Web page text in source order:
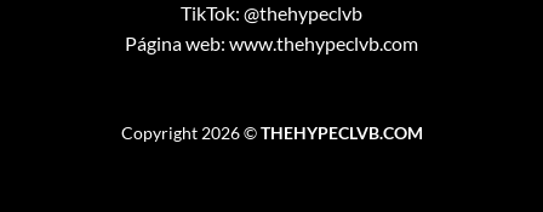
TikTok: @thehypeclvb
Página web: www.thehypeclvb.com
Copyright 2026 ©THEHYPECLVB.COM